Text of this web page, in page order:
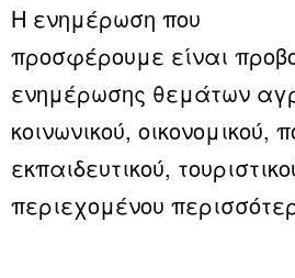
Η ενημέρωση που
προσφέρουμε είναι
ενημέρωσης θεμάτων
κοινωνικού, οικονομικού,
εκπαιδευτικού,
περιεχομένου